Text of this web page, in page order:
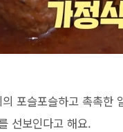
포슬포슬하고 촉촉한
선보인다고 해요.